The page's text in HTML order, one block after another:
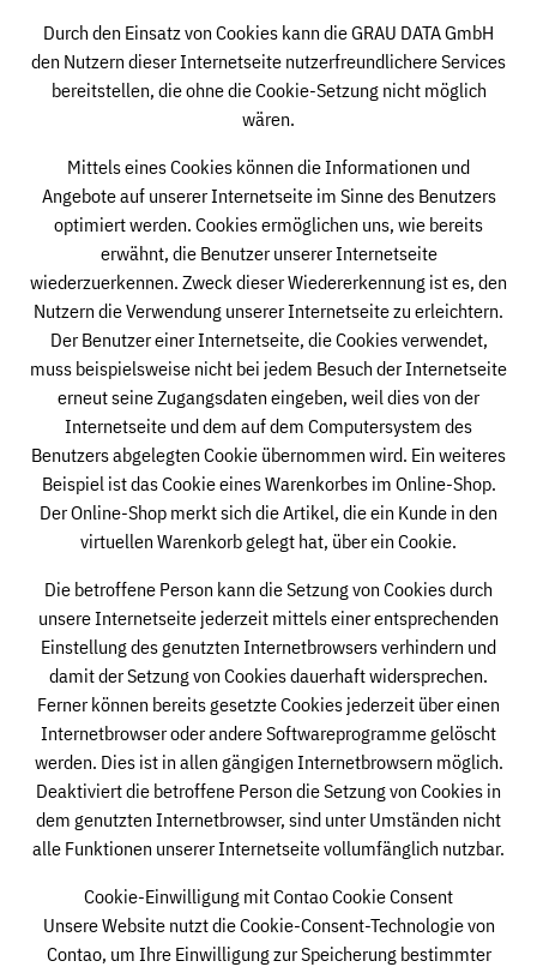
Durch den Einsatz von Cookies kann die GRAU DATA GmbH
den Nutzern dieser Internetseite nutzerfreundlichere Services
bereitstellen, die ohne die Cookie-Setzung nicht möglich
wären.
Mittels eines Cookies können die Informationen und
Angebote auf unserer Internetseite im Sinne des Benutzers
optimiert werden. Cookies ermöglichen uns, wie bereits
erwähnt, die Benutzer unserer Internetseite
wiederzuerkennen. Zweck dieser Wiedererkennung ist es, den
Nutzern die Verwendung unserer Internetseite zu erleichtern.
Der Benutzer einer Internetseite, die Cookies verwendet,
muss beispielsweise nicht bei jedem Besuch der Internetseite
erneut seine Zugangsdaten eingeben, weil dies von der
Internetseite und dem auf dem Computersystem des
Benutzers abgelegten Cookie übernommen wird. Ein weiteres
Beispiel ist das Cookie eines Warenkorbes im Online-Shop.
Der Online-Shop merkt sich die Artikel, die ein Kunde in den
virtuellen Warenkorb gelegt hat, über ein Cookie.
Die betroffene Person kann die Setzung von Cookies durch
unsere Internetseite jederzeit mittels einer entsprechenden
Einstellung des genutzten Internetbrowsers verhindern und
damit der Setzung von Cookies dauerhaft widersprechen.
Ferner können bereits gesetzte Cookies jederzeit über einen
Internetbrowser oder andere Softwareprogramme gelöscht
werden. Dies ist in allen gängigen Internetbrowsern möglich.
Deaktiviert die betroffene Person die Setzung von Cookies in
dem genutzten Internetbrowser, sind unter Umständen nicht
alle Funktionen unserer Internetseite vollumfänglich nutzbar.
Cookie-Einwilligung mit Contao Cookie Consent
Unsere Website nutzt die Cookie-Consent-Technologie von
Contao, um Ihre Einwilligung zur Speicherung bestimmter